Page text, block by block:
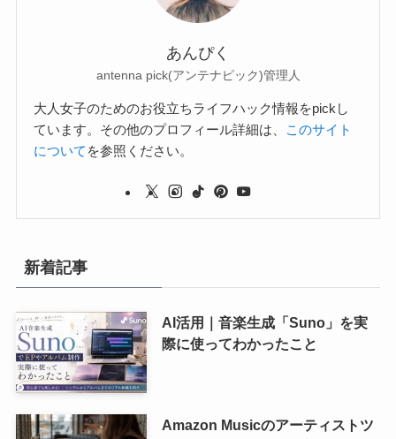
あんぴく
antenna pick(アンテナピック)管理人
大人女子のためのお役立ちライフハック情報をpickし
ています。その他のプロフィール詳細は、
このサイト
について を参照ください。
新着記事
AI活用｜音楽生成「Suno」を実
際に使ってわかったこと
Amazon Musicのアーティストツ